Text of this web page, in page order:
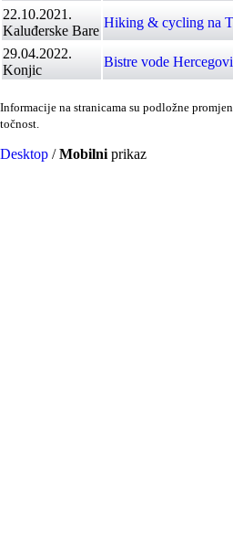
22.10.2021.
Kaluđerske Bare
Hiking & cycling na
29.04.2022.
Konjic
Bistre vode
Informacije na stranicama su podložne
točnost.
Desktop /Mobilni prikaz